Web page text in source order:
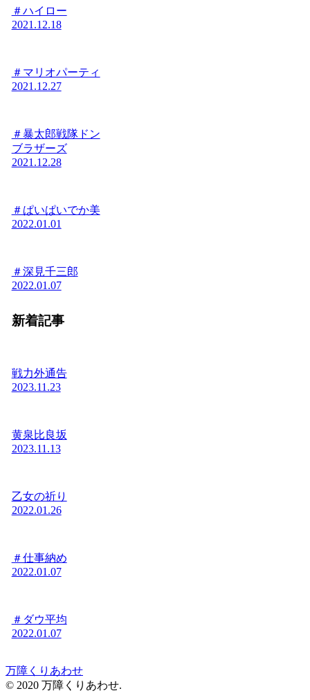
＃ハイロー
2021.12.18
＃マリオパーティ
2021.12.27
＃暴太郎戦隊ドン
ブラザーズ
2021.12.28
＃ぱいぱいでか美
2022.01.01
＃深見千三郎
2022.01.07
新着記事
戦力外通告
2023.11.23
黄泉比良坂
2023.11.13
乙女の祈り
2022.01.26
＃仕事納め
2022.01.07
＃ダウ平均
2022.01.07
万障くりあわせ
© 2020 万障くりあわせ.